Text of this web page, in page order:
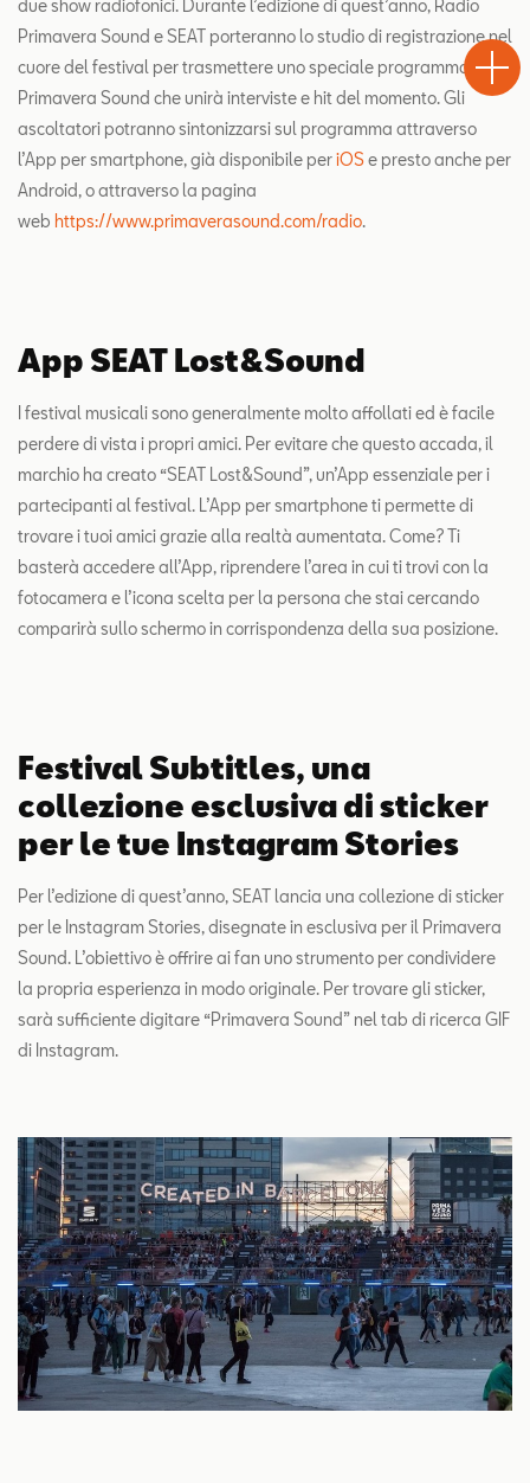
due show radiofonici. Durante l’edizione di quest’anno, Radio
Primavera Sound e SEAT porteranno lo studio di registrazione nel
cuore del festival per trasmettere uno speciale programma
Primavera Sound che unirà interviste e hit del momento. Gli
ascoltatori potranno sintonizzarsi sul programma attraverso
l’App per smartphone, già disponibile periOSe presto anche per
Android, o attraverso la pagina
web https://www.primaverasound.com/radio.
App SEAT Lost&Sound
I festival musicali sono generalmente molto affollati ed è facile
perdere di vista i propri amici. Per evitare che questo accada, il
marchio ha creato “SEAT Lost&Sound”, un’App essenziale per i
partecipanti al festival. L’App per smartphone ti permette di
trovare i tuoi amici grazie alla realtà aumentata. Come? Ti
basterà accedere all’App, riprendere l’area in cui ti trovi con la
fotocamera e l’icona scelta per la persona che stai cercando
comparirà sullo schermo in corrispondenza della sua posizione.
Festival Subtitles, una
collezione esclusiva di sticker
per le tue Instagram Stories
Per l’edizione di quest’anno, SEAT lancia una collezione di sticker
per le Instagram Stories, disegnate in esclusiva per il Primavera
Sound. L’obiettivo è offrire ai fan uno strumento per condividere
la propria esperienza in modo originale. Per trovare gli sticker,
sarà sufficiente digitare “Primavera Sound” nel tab di ricerca GIF
di Instagram.
Drive
Chiama